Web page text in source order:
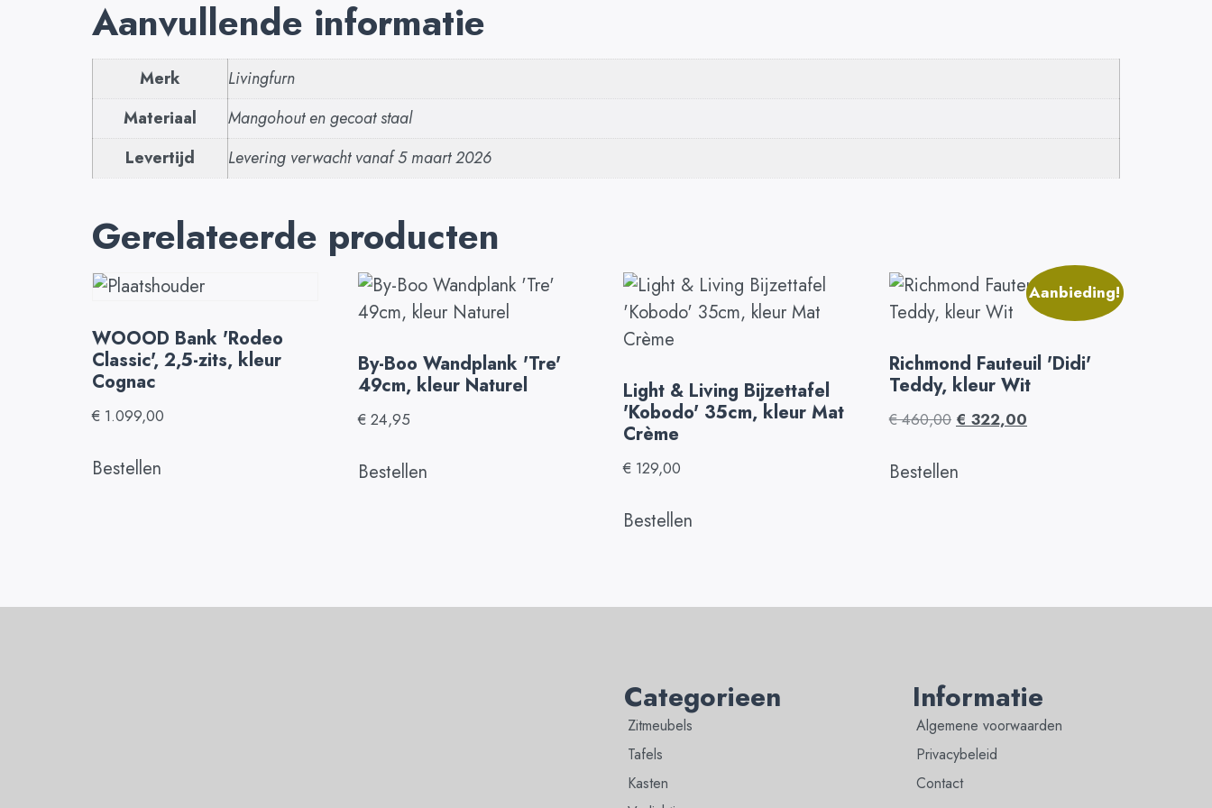
Aanvullende informatie
Merk
Livingfurn
Materiaal
Mangohout en gecoat staal
Levertijd
Levering verwacht vanaf 5 maart 2026
Gerelateerde producten
WOOOD Bank 'Rodeo
Classic', 2,5-zits, kleur
Cognac
€ 1.099,00
Bestellen
By-Boo Wandplank 'Tre'
49cm, kleur Naturel
€24,95
Bestellen
Light & Living Bijzettafel
'Kobodo' 35cm, kleur Mat
Crème
€ 129,00
Bestellen
Aanbieding!
Richmond Fauteuil 'Didi'
Teddy, kleur Wit
€460,00 € 322,00
Bestellen
Categorieen
Zitmeubels
Tafels
Kasten
Informatie
Algemene voorwaarden
Privacybeleid
Contact